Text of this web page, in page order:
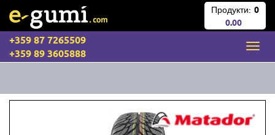
Продукти: 0
0.00
+359 87 7265509
+359 89 3605888